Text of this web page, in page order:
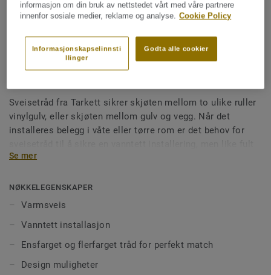
Sveisetråd
Sveisetråd for vinylgulv -
Unicoloured LIGHT BROWN
0544
Sveisetråd fra Tarkett sikrer skjøten mellom to ulike ruller
vinylgulv, eller skjøten mellom gulv og vegg. Når det
installeres belegg i våte eller tørre rom er det behov for
for å sikre en god installering på store flater i offentlig
og forhindrer smuss og møkk å trenge ned i skjøtene. Våre
sveisetråder kommer i ens- eller flerfargede utgaver for å
kontraster.
Se mer
NØKKELEGENSKAPER
Varmsveis
Vanntett installasjon
Ensfarget og flerfarget tråd for perfekt match
Design muligheter
informasjon om din bruk av nettstedet vårt med våre partnere
innenfor sosiale medier, reklame og analyse. Cookie Policy
Godta alle cookier
Informasjonskapselinnsti
llinger